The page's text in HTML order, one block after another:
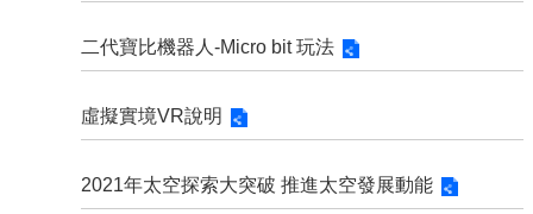
二代寶比機器人-Micro bit 玩法
虛擬實境VR說明
2021年太空探索大突破 推進太空發展動能